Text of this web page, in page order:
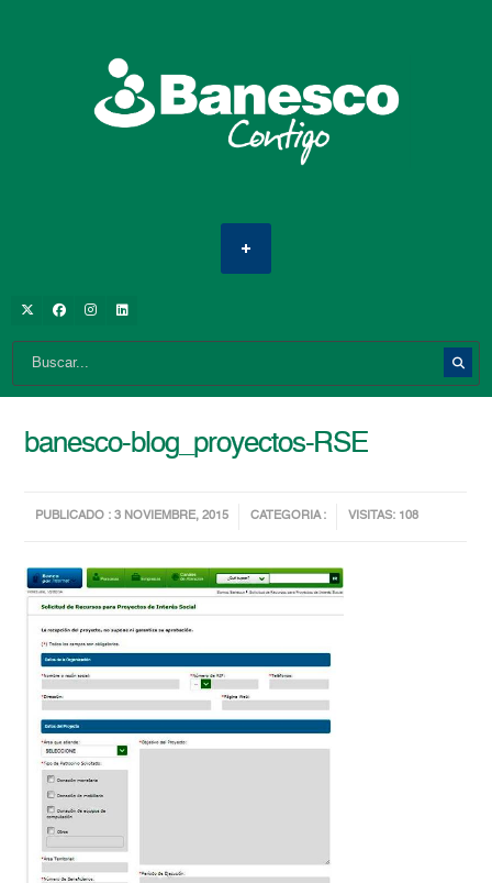
banesco-blog_proyectos-RSE
PUBLICADO : 3 NOVIEMBRE, 2015 CATEGORIA : VISITAS: 108